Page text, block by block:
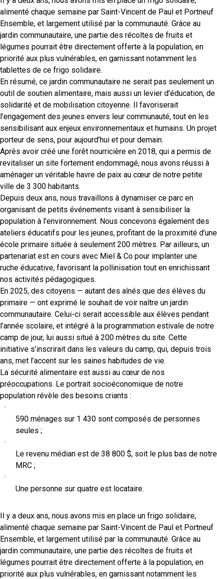
alimenté chaque semaine par Saint-Vincent de Paul et Portneuf
Ensemble, et largement utilisé par la communauté. Grâce au
jardin communautaire, une partie des récoltes de fruits et
légumes pourrait être directement offerte à la population, en
priorité aux plus vulnérables, en garnissant notamment les
tablettes de ce frigo solidaire.
En résumé, ce jardin communautaire ne serait pas seulement un
outil de soutien alimentaire, mais aussi un levier d’éducation, de
solidarité et de mobilisation citoyenne. Il favoriserait
l’engagement des jeunes envers leur communauté, tout en les
sensibilisant aux enjeux environnementaux et humains. Un projet
porteur de sens, pour aujourd’hui et pour demain.
Après avoir créé une forêt nourricière en 2018, qui a permis de
revitaliser un site fortement endommagé, nous avons réussi à
aménager un véritable havre de paix au cœur de notre petite
ville de 3 300 habitants.
Depuis deux ans, nous travaillons à dynamiser ce parc en
organisant de petits événements visant à sensibiliser la
population à l’environnement. Nous concevons également des
ateliers éducatifs pour les jeunes, profitant de la proximité d’une
école primaire située à seulement 200 mètres. Par ailleurs, un
partenariat est en cours avec Miel & Co pour implanter une
ruche éducative, favorisant la pollinisation tout en enrichissant
nos activités pédagogiques.
En 2025, des citoyens — autant des aînés que des élèves du
primaire — ont exprimé le souhait de voir naître un jardin
communautaire. Celui-ci serait accessible aux élèves pendant
l’année scolaire, et intégré à la programmation estivale de notre
camp de jour, lui aussi situé à 200 mètres du site. Cette
initiative s’inscrirait dans les valeurs du camp, qui, depuis trois
ans, met l’accent sur les saines habitudes de vie.
La sécurité alimentaire est aussi au cœur de nos
préoccupations. Le portrait socioéconomique de notre
population révèle des besoins criants :
590 ménages sur 1 430 sont composés de personnes
seules ;
Le revenu médian est de 38 800 $, soit le plus bas de notre
MRC ;
Une personne sur quatre est locataire.
Il y a deux ans, nous avons mis en place un frigo solidaire,
alimenté chaque semaine par Saint-Vincent de Paul et Portneuf
Ensemble, et largement utilisé par la communauté. Grâce au
jardin communautaire, une partie des récoltes de fruits et
légumes pourrait être directement offerte à la population, en
priorité aux plus vulnérables, en garnissant notamment les